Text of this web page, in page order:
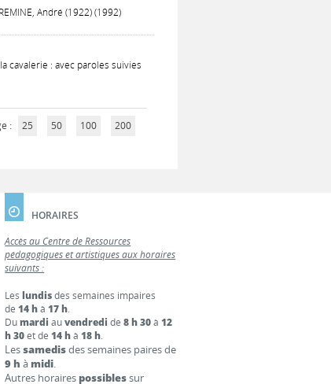
André (1922) (1992)
cavalerie : avec paroles suivies
: 25 50 100 200
HORAIRES
Accès au Centre de Ressources
pédagogiques et artistiques aux horaires
suivants :
Leslundisdes semaines impaires
de14 hà17 h.
Dumardi auvendredi de8 h 30à12
h 30et de14 hà18 h.
Lessamedisdes semaines paires de
9 h à midi.
Autres horaires possiblessur